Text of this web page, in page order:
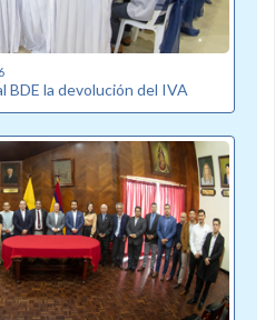
BDE la devolución del IVA